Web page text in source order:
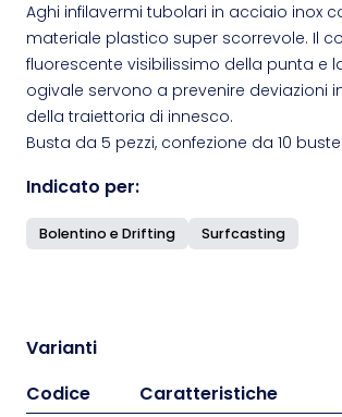
Aghi infilavermi tubolari in acciaio inox
materiale plastico super scorrevole. Il
fluorescente visibilissimo della punta e
ogivale servono a prevenire deviazioni
della traiettoria di innesco.
Busta da 5 pezzi, confezione da 10 buste.
Indicato per:
Bolentino e Drifting Surfcasting
Varianti
Codice
Caratteristiche